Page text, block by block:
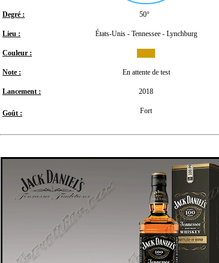
Degré : 50°
Lieu : États-Unis - Tennessee - Lynchburg
Couleur :
Note : En attente de test
Lancement : 2018
Goût : Fort